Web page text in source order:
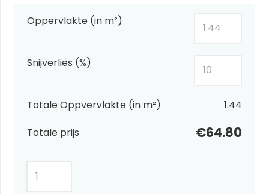
Oppervlakte (in m²)
Snijverlies (%)
Totale Oppvervlakte (in m²)
1.44
Totale prijs
€64.80